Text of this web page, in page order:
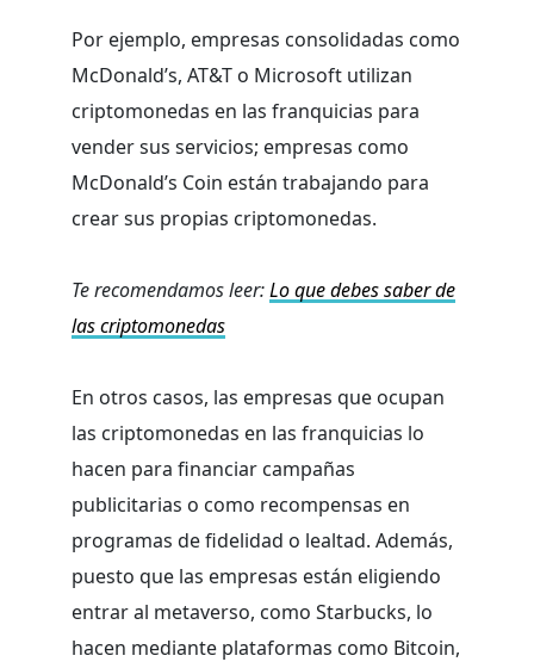
Por ejemplo, empresas consolidadas como
McDonald’s, AT&T o Microsoft utilizan
criptomonedas en las franquicias para
vender sus servicios; empresas como
McDonald’s Coin están trabajando para
crear sus propias criptomonedas.
Te recomendamos leer:Lo que debes saber de
las criptomonedas
En otros casos, las empresas que ocupan
las criptomonedas en las franquicias lo
hacen para financiar campañas
publicitarias o como recompensas en
programas de fidelidad o lealtad. Además,
puesto que las empresas están eligiendo
entrar al metaverso, como Starbucks, lo
hacen mediante plataformas como Bitcoin,